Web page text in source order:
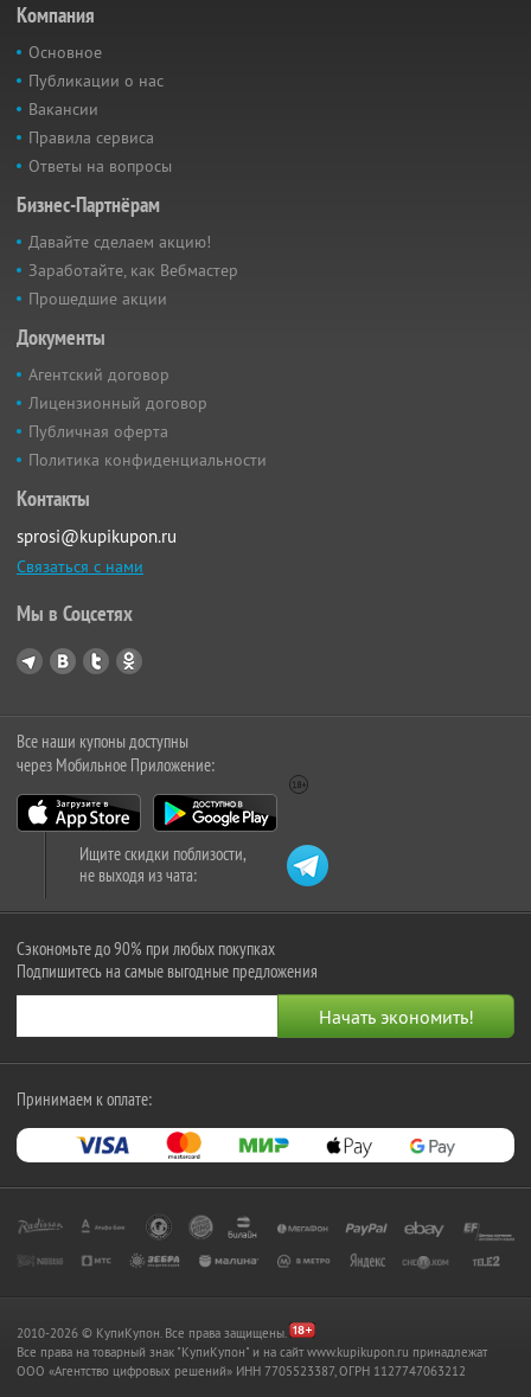
Компания
Основное
Публикации о нас
Вакансии
Правила сервиса
Ответы на вопросы
Бизнес-Партнёрам
Давайте сделаем акцию!
Заработайте, как Вебмастер
Прошедшие акции
Документы
Агентский договор
Лицензионный договор
Публичная оферта
Политика конфиденциальности
Контакты
sprosi@kupikupon.ru
Связаться с нами
Мы в Соцсетях
Все наши купоны доступны
через Мобильное Приложение:
Ищите скидки поблизости,
не выходя из чата:
Сэкономьте до 90% при любых покупках
Подпишитесь на самые выгодные предложения
Принимаем к оплате:
2010-2026 © КупиКупон. Все права защищены.
Все права на товарный знак "КупиКупон" и на сайт www.kupikupon.ru принадлежат
OOO «Агентство цифровых решений» ИНН 7705523387, ОГРН 1127747063212